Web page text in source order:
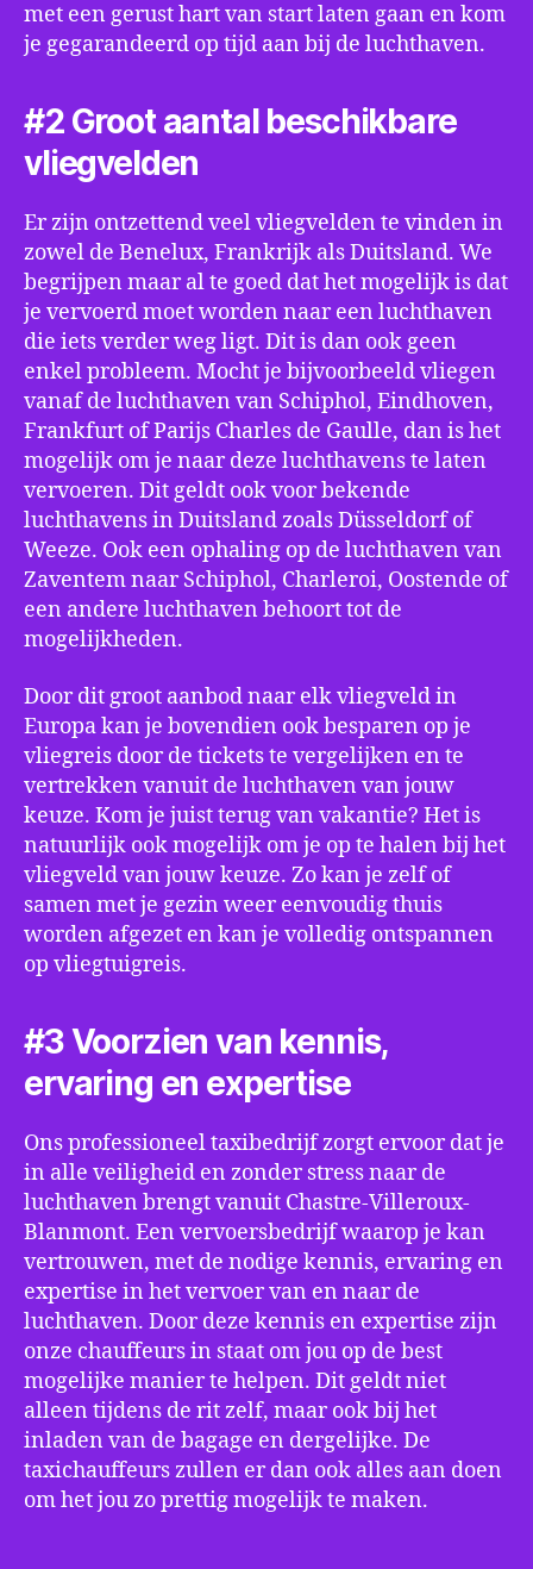
met een gerust hart van start laten gaan en kom
je gegarandeerd op tijd aan bij de luchthaven.
#2 Groot aantal beschikbare
vliegvelden
Er zijn ontzettend veel vliegvelden te vinden in
zowel de Benelux, Frankrijk als Duitsland. We
begrijpen maar al te goed dat het mogelijk is dat
je vervoerd moet worden naar een luchthaven
die iets verder weg ligt. Dit is dan ook geen
enkel probleem. Mocht je bijvoorbeeld vliegen
vanaf de luchthaven van Schiphol, Eindhoven,
Frankfurt of Parijs Charles de Gaulle, dan is het
mogelijk om je naar deze luchthavens te laten
vervoeren. Dit geldt ook voor bekende
luchthavens in Duitsland zoals Düsseldorf of
Weeze. Ook een ophaling op de luchthaven van
Zaventem naar Schiphol, Charleroi, Oostende of
een andere luchthaven behoort tot de
mogelijkheden.
Door dit groot aanbod naar elk vliegveld in
Europa kan je bovendien ook besparen op je
vliegreis door de tickets te vergelijken en te
vertrekken vanuit de luchthaven van jouw
keuze. Kom je juist terug van vakantie? Het is
natuurlijk ook mogelijk om je op te halen bij het
vliegveld van jouw keuze. Zo kan je zelf of
samen met je gezin weer eenvoudig thuis
worden afgezet en kan je volledig ontspannen
op vliegtuigreis.
#3 Voorzien van kennis,
ervaring en expertise
Ons professioneel taxibedrijf zorgt ervoor dat je
in alle veiligheid en zonder stress naar de
luchthaven brengt vanuit Chastre-Villeroux-
Blanmont. Een vervoersbedrijf waarop je kan
vertrouwen, met de nodige kennis, ervaring en
expertise in het vervoer van en naar de
luchthaven. Door deze kennis en expertise zijn
onze chauffeurs in staat om jou op de best
mogelijke manier te helpen. Dit geldt niet
alleen tijdens de rit zelf, maar ook bij het
inladen van de bagage en dergelijke. De
taxichauffeurs zullen er dan ook alles aan doen
om het jou zo prettig mogelijk te maken.